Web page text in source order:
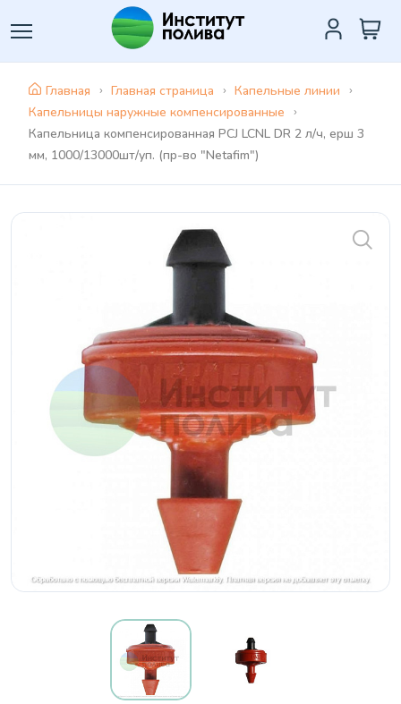
Главная Главная страница
Капельные линии
Капельницы наружные компенсированные
Капельница компенсированная PCJ LCNL DR 2 л/ч, ерш 3
мм, 1000/13000шт/уп. (пр-во "Netafim")